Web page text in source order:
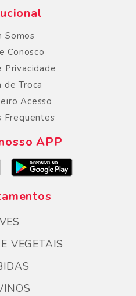
Somos
Conosco
Privacidade
de Troca
Acesso
Frequentes
APP
VEGETAIS